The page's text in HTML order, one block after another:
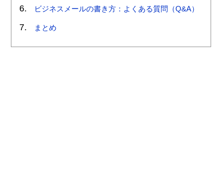
ビジネスメールの書き方：よくある質問（Q&A）
まとめ